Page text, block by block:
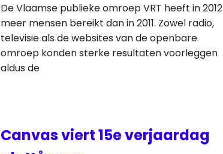
De Vlaamse publieke omroep VRT heeft in 2012
meer mensen bereikt dan in 2011. Zowel radio,
televisie als de websites van de openbare
omroep konden sterke resultaten voorleggen
aldus de
Canvas viert 15e verjaardag